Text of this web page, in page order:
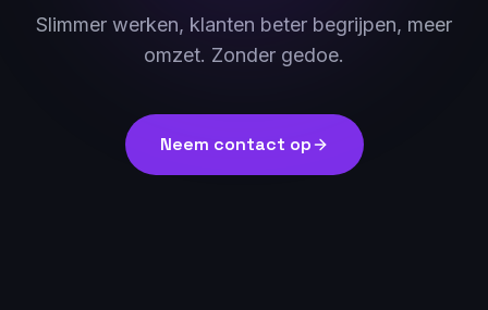
Slimmer werken, klanten beter begrijpen, meer
omzet. Zonder gedoe.
Neem contact op